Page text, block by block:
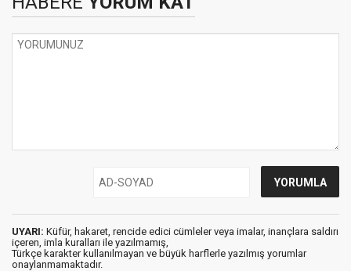
UYARI: Küfür, hakaret, rencide edici cümleler veya imalar, inançlara saldırı
içeren, imla kuralları ile yazılmamış,
Türkçe karakter kullanılmayan ve büyük harflerle yazılmış yorumlar
onaylanmamaktadır.